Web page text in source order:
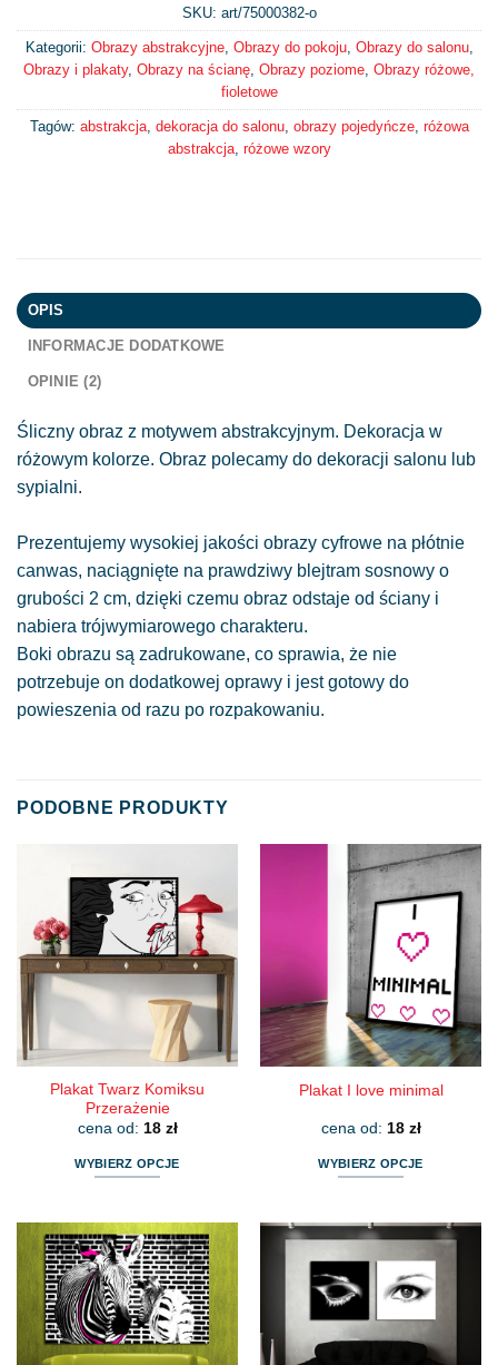
SKU: art/75000382-o
Kategorii: Obrazy abstrakcyjne, Obrazy do pokoju, Obrazy do salonu,
Obrazy i plakaty, Obrazy na ścianę Obrazy poziome Obrazy różowe,
fioletowe
Tagów: abstrakcja, dekoracja do salonu, obrazy pojedyńcze, różowa
abstrakcja, różowe wzory
OPIS
INFORMACJE DODATKOWE
OPINIE (2)
Śliczny obraz z motywem abstrakcyjnym. Dekoracja w
różowym kolorze. Obraz polecamy do dekoracji salonu lub
sypialni.
Prezentujemy wysokiej jakości obrazy cyfrowe na płótnie
canwas, naciągnięte na prawdziwy blejtram sosnowy o
grubości 2 cm, dzięki czemu obraz odstaje od ściany i
nabiera trójwymiarowego charakteru.
Boki obrazu są zadrukowane, co sprawia, że nie
potrzebuje on dodatkowej oprawy i jest gotowy do
powieszenia od razu po rozpakowaniu.
PODOBNE PRODUKTY
Plakat Twarz Komiksu
Przerażenie
cena od: 18 zł
WYBIERZ OPCJE
ma
wiele
wariantów.
Opcje
można
wybrać
Plakat I love minimal
cena od: 18 zł
WYBIERZ OPCJE
ma
wiele
wariantów.
Opcje